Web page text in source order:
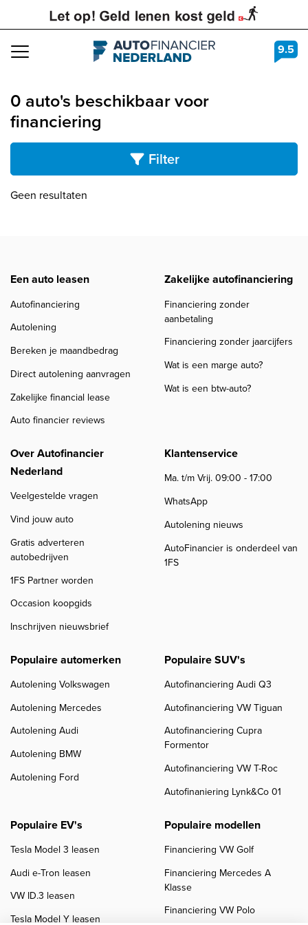
Navigation 9.5
0 auto's beschikbaar voor
financiering
Filter
Geen resultaten
Een auto leasen
Autofinanciering
Autolening
Bereken je maandbedrag
Direct autolening aanvragen
Zakelijke financial lease
Auto financier reviews
Zakelijke autofinanciering
Financiering zonder
aanbetaling
Financiering zonder jaarcijfers
Wat is een marge auto?
Wat is een btw-auto?
Over Autofinancier
Nederland
Veelgestelde vragen
Vind jouw auto
Gratis adverteren
autobedrijven
1FS Partner worden
Occasion koopgids
Inschrijven nieuwsbrief
Klantenservice
Ma. t/m Vrij. 09:00 - 17:00
WhatsApp
Autolening nieuws
AutoFinancier is onderdeel van
1FS
Populaire automerken
Autolening Volkswagen
Autolening Mercedes
Autolening Audi
Autolening BMW
Autolening Ford
Populaire SUV's
Autofinanciering Audi Q3
Autofinanciering VW Tiguan
Autofinanciering Cupra
Formentor
Autofinanciering VW T-Roc
Autofinaniering Lynk&Co 01
Populaire EV's
Tesla Model 3 leasen
Audi e-Tron leasen
VW ID.3 leasen
Tesla Model Y leasen
Populaire modellen
Financiering VW Golf
Financiering Mercedes A
Klasse
Financiering VW Polo